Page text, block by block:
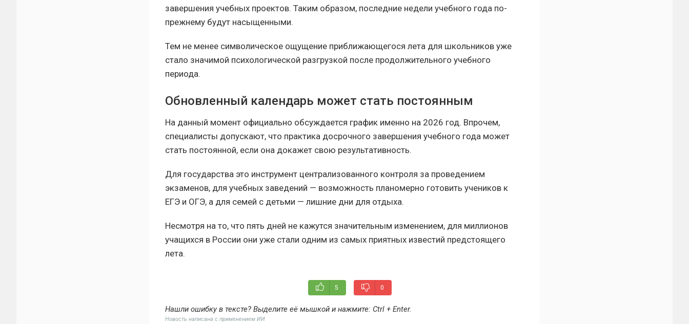
завершения учебных проектов. Таким образом, последние недели учебного года по-
прежнему будут насыщенными.
Тем не менее символическое ощущение приближающегося лета для школьников уже
стало значимой психологической разгрузкой после продолжительного учебного
периода.
Обновленный календарь может стать постоянным
На данный момент официально обсуждается график именно на 2026 год. Впрочем,
специалисты допускают, что практика досрочного завершения учебного года может
стать постоянной, если она докажет свою результативность.
Для государства это инструмент централизованного контроля за проведением
экзаменов, для учебных заведений — возможность планомерно готовить учеников к
ЕГЭ и ОГЭ, а для семей с детьми — лишние дни для отдыха.
Несмотря на то, что пять дней не кажутся значительным изменением, для миллионов
учащихся в России они уже стали одним из самых приятных известий предстоящего
лета.
5 0
Нашли ошибку в тексте? Выделите её мышкой и нажмите: Ctrl + Enter.
Новость написана с применением ИИ